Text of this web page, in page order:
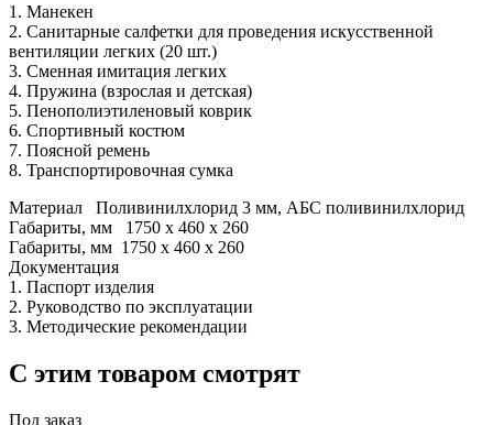
1. Манекен
2. Санитарные салфетки для проведения искусственной
вентиляции легких (20 шт.)
3. Сменная имитация легких
4. Пружина (взрослая и детская)
5. Пенополиэтиленовый коврик
6. Спортивный костюм
7. Поясной ремень
8. Транспортировочная сумка
Материал Поливинилхлорид 3 мм, АБС поливинилхлорид
Габариты, мм 1750 х 460 х 260
Габариты, мм 1750 х 460 х 260
Документация
1. Паспорт изделия
2. Руководство по эксплуатации
3. Методические рекомендации
С этим товаром смотрят
Под заказ